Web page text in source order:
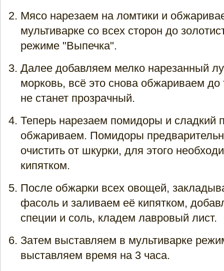
Мясо нарезаем на ломтики и
мультиварке со всех сторон до
режиме "Выпечка".
Далее добавляем мелко нарезанный
морковь, всё это снова обжариваем до
не станет прозрачный.
Теперь нарезаем помидоры и сладкий
обжариваем. Помидоры
очистить от шкурки, для этого
кипятком.
После обжарки всех овощей,
фасоль и заливаем её кипятком,
специи и соль, кладем лавровый лист.
Затем выставляем в мультиварке
выставляем время на 3 часа.